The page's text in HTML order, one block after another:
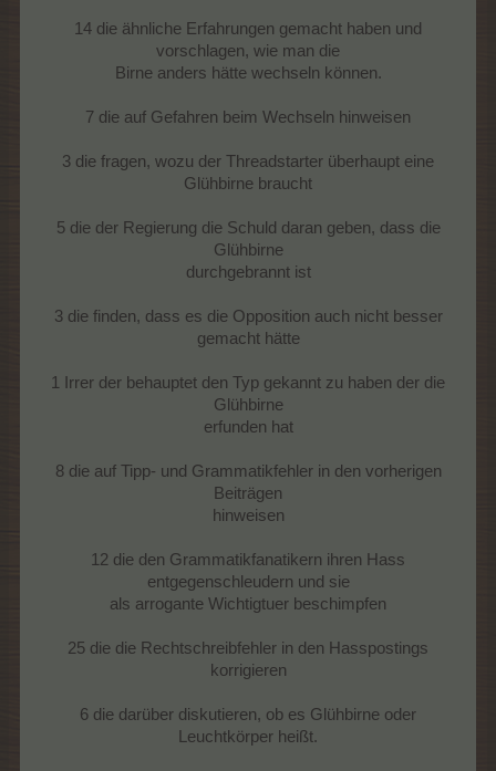
14 die ähnliche Erfahrungen gemacht haben und
vorschlagen, wie man die
Birne anders hätte wechseln können.
7 die auf Gefahren beim Wechseln hinweisen
3 die fragen, wozu der Threadstarter überhaupt eine
Glühbirne braucht
5 die der Regierung die Schuld daran geben, dass die
Glühbirne
durchgebrannt ist
3 die finden, dass es die Opposition auch nicht besser
gemacht hätte
1 Irrer der behauptet den Typ gekannt zu haben der die
Glühbirne
erfunden hat
8 die auf Tipp- und Grammatikfehler in den vorherigen
Beiträgen
hinweisen
12 die den Grammatikfanatikern ihren Hass
entgegenschleudern und sie
als arrogante Wichtigtuer beschimpfen
25 die die Rechtschreibfehler in den Hasspostings
korrigieren
6 die darüber diskutieren, ob es Glühbirne oder
Leuchtkörper heißt.